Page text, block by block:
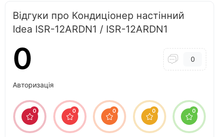
Відгуки про Кондиціонер настінний
Idea ISR-12ARDN1 / ISR-12ARDN1
0 0
Авторизація
0 0 0 0 0